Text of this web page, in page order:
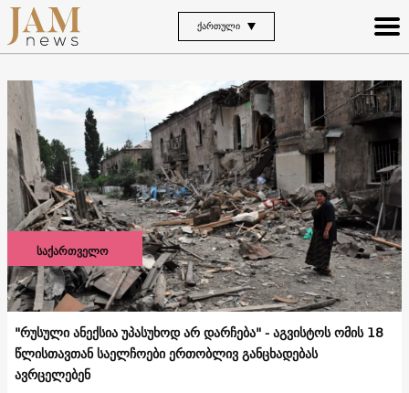
ᲥᲐᲠᲗᲣᲚᲘ
საქართველო
"რუსული ანექსია უპასუხოდ არ დარჩება" - აგვისტოს ომის 18
წლისთავთან საელჩოები ერთობლივ განცხადებას
ავრცელებენ